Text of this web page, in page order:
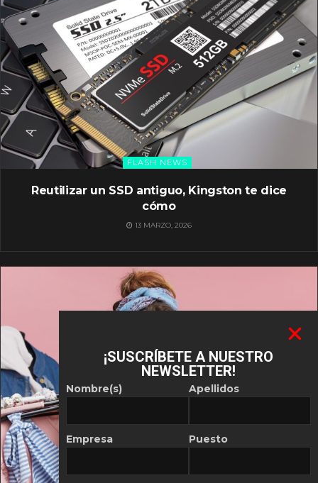
FLASH NEWS
Reutilizar un SSD antiguo, Kingston te dice
cómo
13 MARZO, 2026
¡SUSCRÍBETE A NUESTRO
NEWSLETTER!
Nombre(s)
Empresa
Apellidos
Puesto